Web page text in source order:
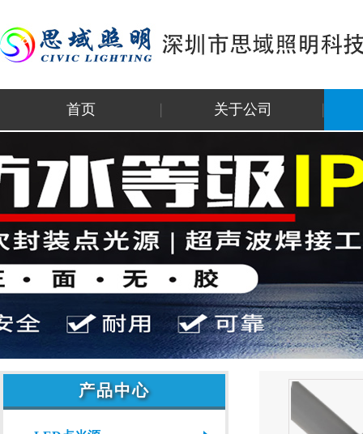
首页 关于公司
产品中心